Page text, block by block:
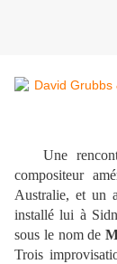
Une
compositeur
Australie, et un
installé lui à
sous le nom de
Trois